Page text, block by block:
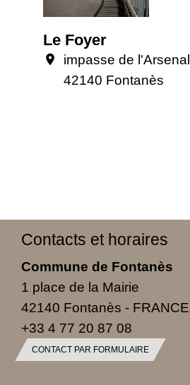
Le Foyer
location_on
impasse de l'Arsenal
42140 Fontanès
Contacts et horaires
Commune de Fontanès
1 place de la Mairie
42140 Fontanès - FRANCE
+33 4 77 20 87 08
CONTACT PAR FORMULAIRE